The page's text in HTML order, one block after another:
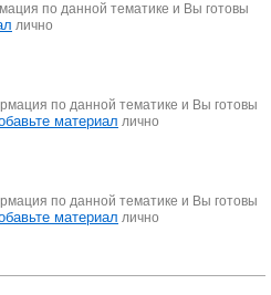
по данной тематике и Вы готовы
лично
по данной тематике и Вы готовы
материал лично
по данной тематике и Вы готовы
материал лично